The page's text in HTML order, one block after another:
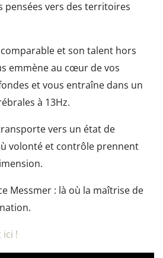
pensées vers des territoires
et son talent hors
emmène au cœur de vos
et vous entraîne dans un
à 13Hz.
vers un état de
volonté et contrôle prennent
Messmer : là où la maîtrise de
ici !